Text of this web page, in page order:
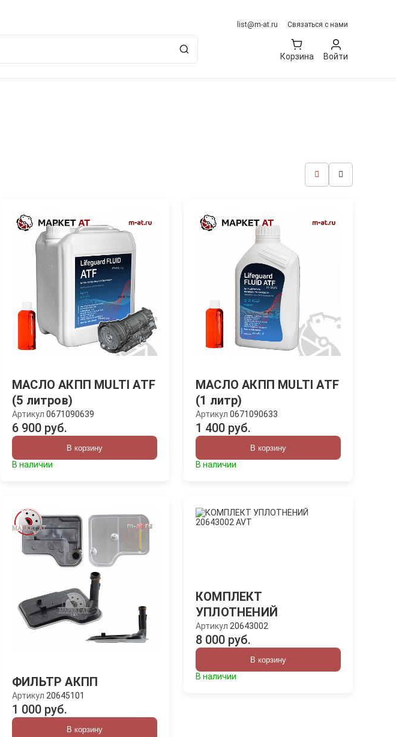
list@m-at.ru Связаться с нами
Корзина Войти
МАСЛО АКПП MULTI ATF
(5 литров)
Артикул 0671090639
6 900 руб.
В корзину
В наличии
МАСЛО АКПП MULTI ATF
(1 литр)
Артикул 0671090633
1 400 руб.
В корзину
В наличии
ФИЛЬТР АКПП
Артикул 20645101
1 000 руб.
В корзину
КОМПЛЕКТ
УПЛОТНЕНИЙ
Артикул 20643002
8 000 руб.
В корзину
В наличии